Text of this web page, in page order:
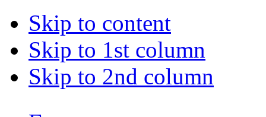
Skip to content
Skip to 1st column
Skip to 2nd column